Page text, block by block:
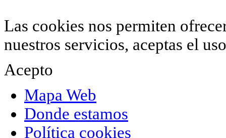
Las cookies nos permiten
nuestros servicios, aceptas el
Acepto
Mapa Web
Donde estamos
Política cookies